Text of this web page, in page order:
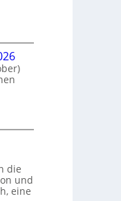
die
und
eine